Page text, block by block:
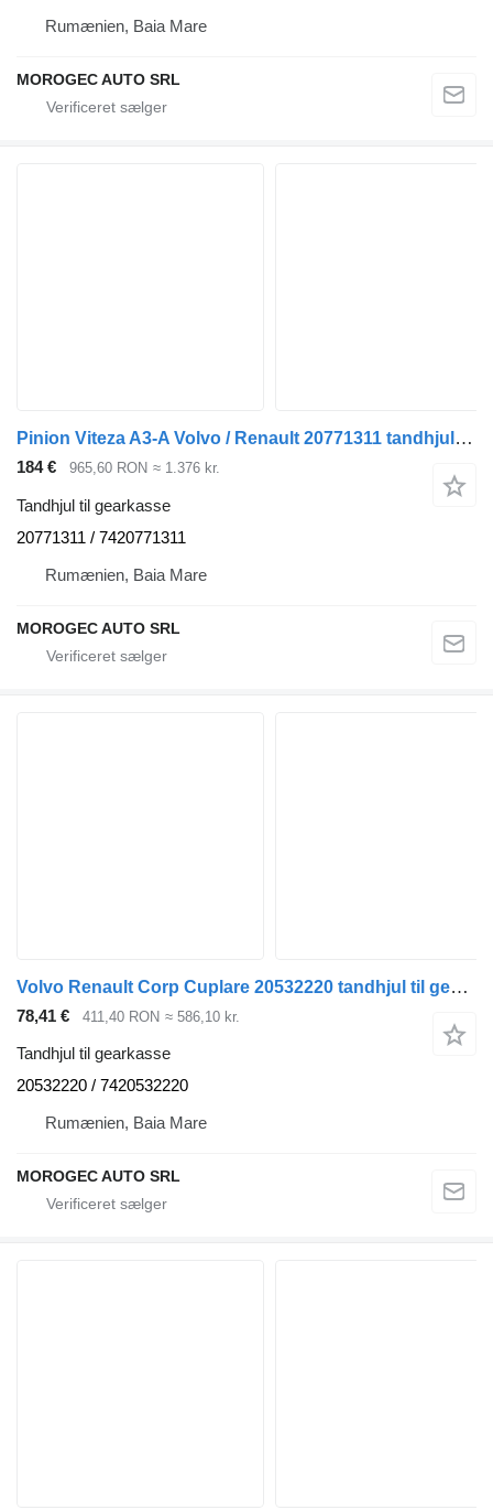
Rumænien, Baia Mare
MOROGEC AUTO SRL
Pinion Viteza A3-A Volvo / Renault 20771311 tandhjul til gearkasse til Volvo lastbil
184 € 965,60 RON ≈ 1.376 kr.
Tandhjul til gearkasse
20771311 / 7420771311
Rumænien, Baia Mare
MOROGEC AUTO SRL
Volvo Renault Corp Cuplare 20532220 tandhjul til gearkasse til lastbil
78,41 € 411,40 RON ≈ 586,10 kr.
Tandhjul til gearkasse
20532220 / 7420532220
Rumænien, Baia Mare
MOROGEC AUTO SRL